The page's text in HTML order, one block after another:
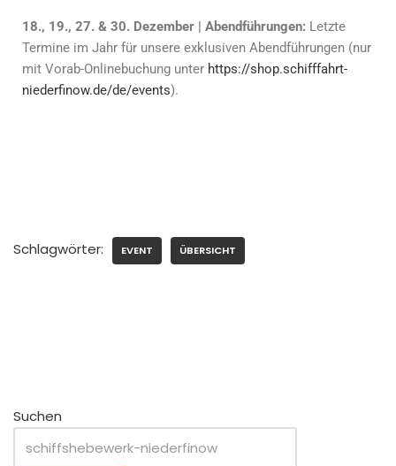
18., 19., 27. & 30. Dezember | Abendführungen: Letzte
Termine im Jahr für unsere exklusiven Abendführungen (nur
mit Vorab-Onlinebuchung unter https://shop.schifffahrt-
niederfinow.de/de/events).
Schlagwörter: EVENT ÜBERSICHT
Suchen